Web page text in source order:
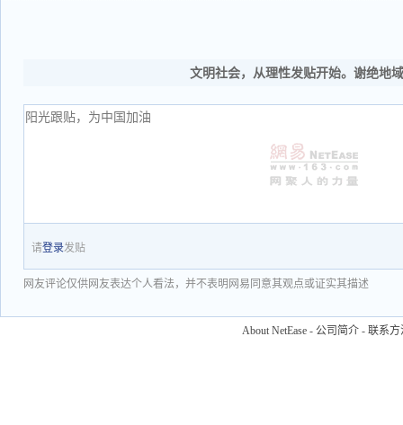
文明社会，从理性发贴开始。谢绝地
请登录发贴
网友评论仅供网友表达个人看法，并不表明网易同意其观点或证实其描述
About NetEase - 公司简介 - 联系方